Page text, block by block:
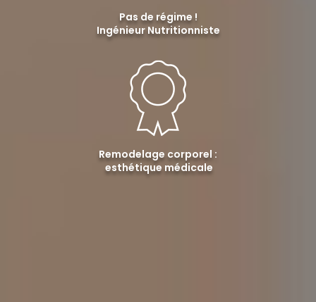
Pas de régime !
Ingénieur Nutritionniste
Remodelage corporel :
esthétique médicale